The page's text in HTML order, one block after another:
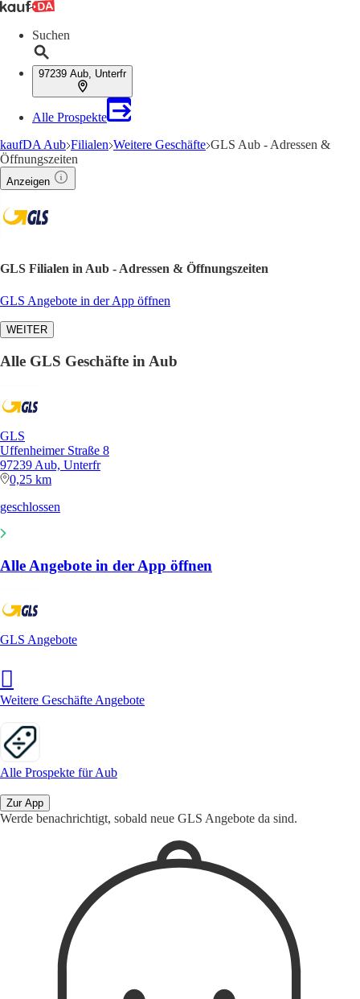
Suchen
97239 Aub, Unterfr
Alle Prospekte
kaufDA Aub Filialen Weitere Geschäfte GLS Aub - Adressen &
Öffnungszeiten
Anzeigen
GLS Filialen in Aub - Adressen & Öffnungszeiten
GLS Angebote in der App öffnen
WEITER
Alle GLS Geschäfte in Aub
GLS
Uffenheimer Straße 8
97239 Aub, Unterfr
0,25 km
geschlossen
Alle Angebote in der App öffnen
GLS Angebote
Weitere Geschäfte Angebote
Alle Prospekte für Aub
Zur App
Werde benachrichtigt, sobald neue GLS Angebote da sind.